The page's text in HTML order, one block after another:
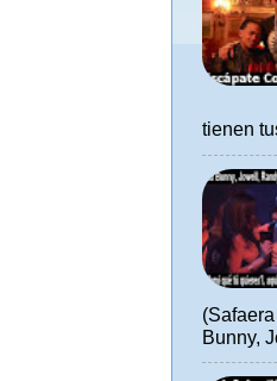
tienen
Bunny,